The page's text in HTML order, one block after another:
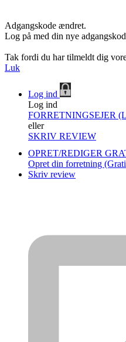
Adgangskode ændret.
Log på med din nye
Tak fordi du har tilmeldt dig
Luk
Log ind
Log ind
FORRETNINGSEJER
eller
SKRIV REVIEW
OPRET/REDIGER
Opret din forretning
Skriv review